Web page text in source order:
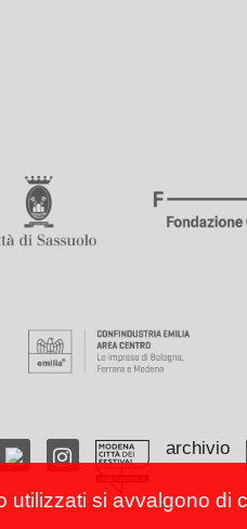
archivio
utilizzati si avvalgono